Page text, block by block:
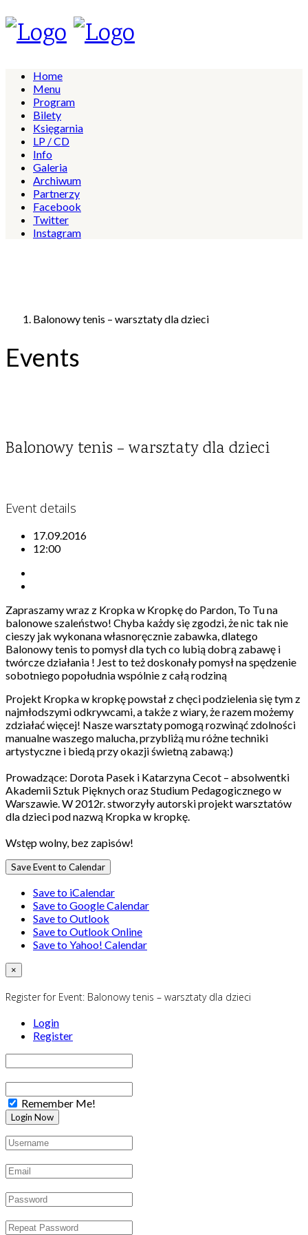
Home
Menu
Program
Bilety
Księgarnia
LP / CD
Info
Galeria
Archiwum
Partnerzy
Facebook
Twitter
Instagram
Balonowy tenis – warsztaty dla dzieci
Events
Balonowy tenis – warsztaty dla dzieci
Event details
17.09.2016
12:00
Zapraszamy wraz z Kropka w Kropkę do Pardon, To Tu na
balonowe szaleństwo! Chyba każdy się zgodzi, że nic tak nie
cieszy jak wykonana własnoręcznie zabawka, dlatego
Balonowy tenis to pomysł dla tych co lubią dobrą zabawę i
twórcze działania ! Jest to też doskonały pomysł na spędzenie
sobotniego popołudnia wspólnie z całą rodziną
Projekt Kropka w kropkę powstał z chęci podzielenia się tym z
najmłodszymi odkrywcami, a także z wiary, że razem możemy
zdziałać więcej! Nasze warsztaty pomogą rozwinąć zdolności
manualne waszego malucha, przybliżą mu różne techniki
artystyczne i biedą przy okazji świetną zabawą:)
Prowadzące: Dorota Pasek i Katarzyna Cecot – absolwentki
Akademii Sztuk Pięknych oraz Studium Pedagogicznego w
Warszawie. W 2012r. stworzyły autorski projekt warsztatów
dla dzieci pod nazwą Kropka w kropkę.
Wstęp wolny, bez zapisów!
Save Event to Calendar
Save to iCalendar
Save to Google Calendar
Save to Outlook
Save to Outlook Online
Save to Yahoo! Calendar
×
Register for Event: Balonowy tenis – warsztaty dla dzieci
Login
Register
Remember Me!